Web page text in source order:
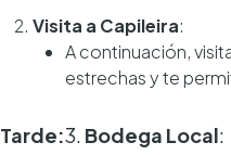
Visita a Capileira:
A continuación,
estrechas y te
Tarde:3. Bodega Local: